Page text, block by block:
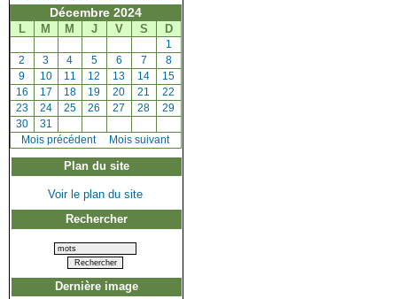
Décembre 2024
L M M J V S D
[1
[2 [3 [4 [5] [6 [7 [8]
[9 [10] [11 [12 [13 [14 [15
[16 [17 [18] [19 [20 [21 [22
[23] [24] [25] [26 [27 [28 [29
[30] [31
[Mois précédent] Mois suivant
Plan du site
Voir le plan du site
Rechercher
Dernière image